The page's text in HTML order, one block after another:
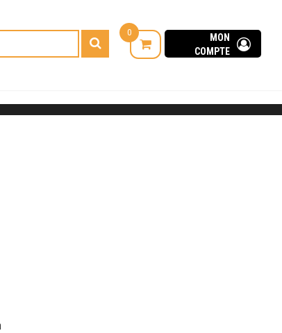
Rechercher :0
MON
COMPTE